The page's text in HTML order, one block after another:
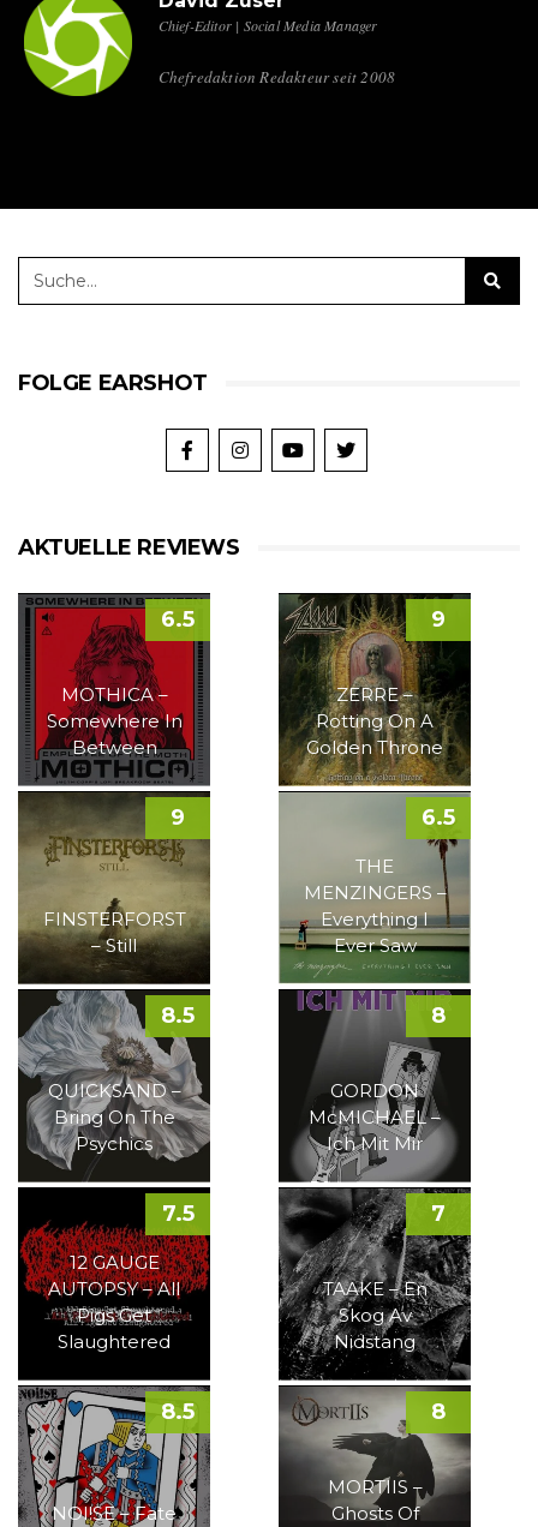
Chief-Editor | Social Media Manager
Chefredaktion Redakteur seit 2008
FOLGE EARSHOT
AKTUELLE REVIEWS
MOTHICA –
Somewhere In
Between
6.5
ZERRE –
Rotting On A
Golden Throne
9
FINSTERFORST
– Still
9
THE
MENZINGERS –
Everything I
Ever Saw
6.5
QUICKSAND –
Bring On The
Psychics
8.5
GORDON
McMICHAEL –
Ich Mit Mir
8
12 GAUGE
AUTOPSY – All
Pigs Get
Slaughtered
7.5
TAAKE – En
Skog Av
Nidstang
7
NOI!SE – Fate
8.5
MORTIIS –
Ghosts Of
8